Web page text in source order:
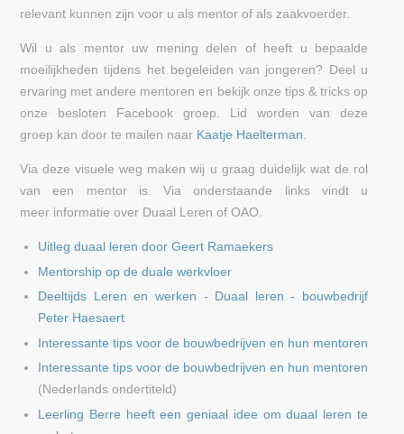
relevant kunnen zijn voor u als mentor of als zaakvoerder.
Wil u als mentor uw mening delen of heeft u bepaalde
moeilijkheden tijdens het begeleiden van jongeren? Deel u
ervaring met andere mentoren en bekijk onze tips & tricks op
onze besloten Facebook groep. Lid worden van deze
groep kan door te mailen naar Kaatje Haelterman
Via deze visuele weg maken wij u graag duidelijk wat de rol
van een mentor is. Via onderstaande links vindt u
meer informatie over Duaal Leren of OAO.
Uitleg duaal leren door Geert Ramaekers
Mentorship op de duale werkvloer
Deeltijds Leren en werken - Duaal leren - bouwbedrijf
Peter Haesaert
Interessante tips voor de bouwbedrijven en hun mentoren
Interessante tips voor de bouwbedrijven en hun mentoren
(Nederlands ondertiteld)
Leerling Berre heeft een geniaal idee om duaal leren te